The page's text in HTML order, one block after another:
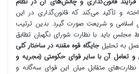
و تأکید می‌کند که قانون‌گذاری در این
اسلامی و شریعت صورت گیرد. بدین ترتیب
باید با نظارت شورای نگهبان تطابق
به تحلیلجایگاه قوه مقننه در ساختار کلی
و تعامل آن با سایر قوای حکومتی (مجریه و
متقابل میان این قوای سه‌گانه و